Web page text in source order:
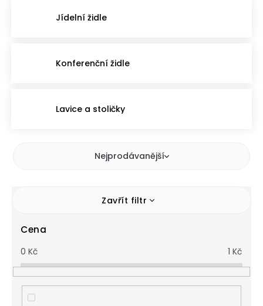
Jídelní židle
Konferenční židle
Lavice a stoličky
Nejprodávanější
Zavřít filtr
Cena
0 Kč 1 Kč